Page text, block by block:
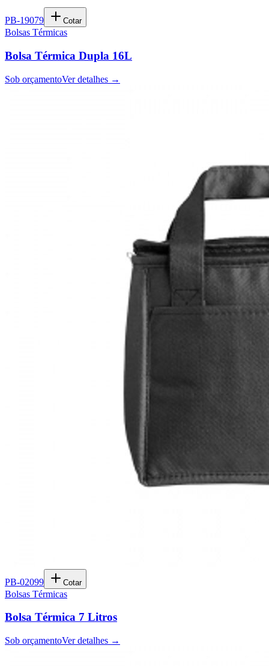
PB-19079 Cotar
Bolsas Térmicas
Bolsa Térmica Dupla 16L
Sob orçamentoVer detalhes →
PB-02099 Cotar
Bolsas Térmicas
Bolsa Térmica 7 Litros
Sob orçamentoVer detalhes →